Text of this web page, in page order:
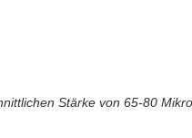
Stärke von 65-80